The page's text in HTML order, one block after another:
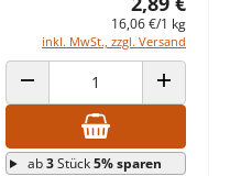
16,06 €/1 kg
inkl. MwSt., zzgl. Versand
ANZAHL VERRINGERN ANZAHL
ab3Stück5% sparen